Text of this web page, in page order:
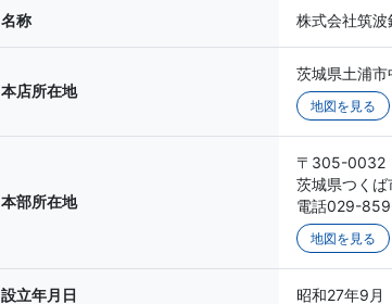
名称 株式会社筑波
本店所在地
茨城県土浦市
地図を見る
本部所在地
〒305-0032
茨城県つく
電話029-
地図を見る
設立年月日 昭和27年9月